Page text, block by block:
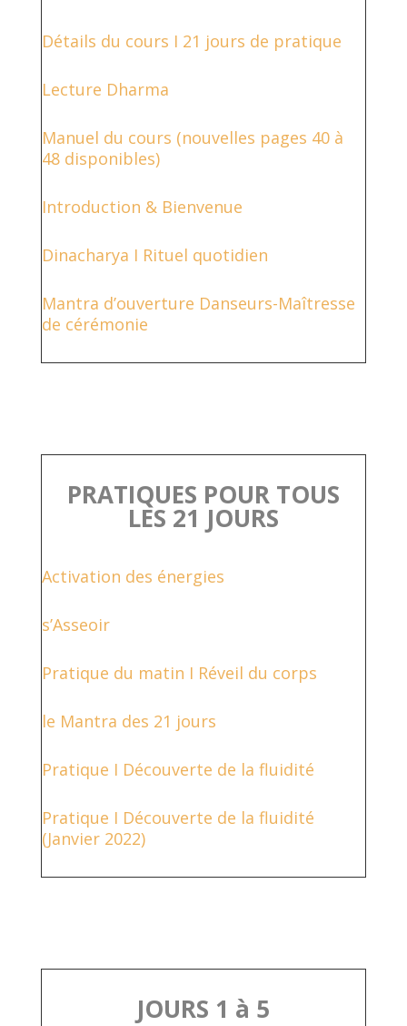
Détails du cours I 21 jours de pratique
Lecture Dharma
Manuel du cours (nouvelles pages 40 à
48 disponibles)
Introduction & Bienvenue
Dinacharya I Rituel quotidien
Mantra d’ouverture Danseurs-Maîtresse
de cérémonie
PRATIQUES POUR TOUS
LES 21 JOURS
Activation des énergies
s’Asseoir
Pratique du matin I Réveil du corps
le Mantra des 21 jours
Pratique I Découverte de la fluidité
Pratique I Découverte de la fluidité
(Janvier 2022)
JOURS 1 à 5